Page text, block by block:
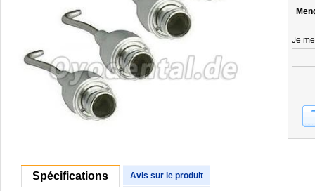
Je
Spécifications Avis sur le produit